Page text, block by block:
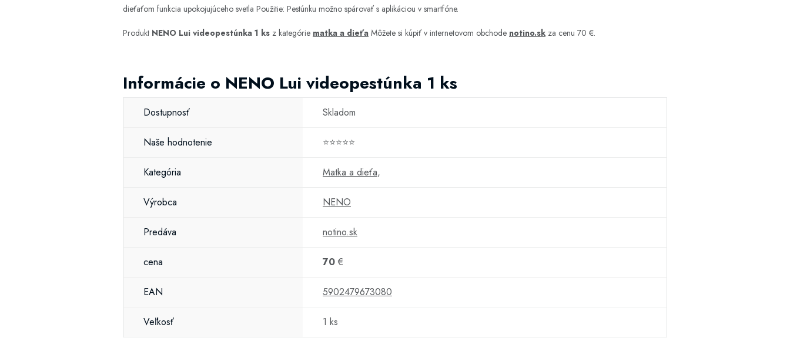
dieťaťom funkcia upokojujúceho svetla Použitie: Pestúnku možno spárovať s aplikáciou v smartfóne.
Produkt NENO Lui videopestúnka 1 ks z kategórie matka a dieťa Môžete si kúpiť v internetovom obchode notino.sk za cenu 70 €.
Informácie o NENO Lui videopestúnka 1 ks
Dostupnosť Skladom
Naše hodnotenie ⭐⭐⭐⭐⭐
Kategória Matka a dieťa,
Výrobca NENO
Predáva notino.sk
cena 70 €
EAN 5902479673080
Veľkosť 1 ks